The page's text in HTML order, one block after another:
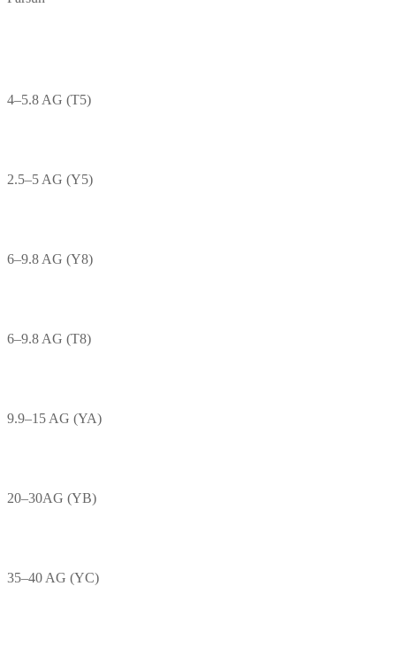
4–5.8 AG (T5)
2.5–5 AG (Y5)
6–9.8 AG (Y8)
6–9.8 AG (T8)
9.9–15 AG (YA)
20–30AG (YB)
35–40 AG (YC)